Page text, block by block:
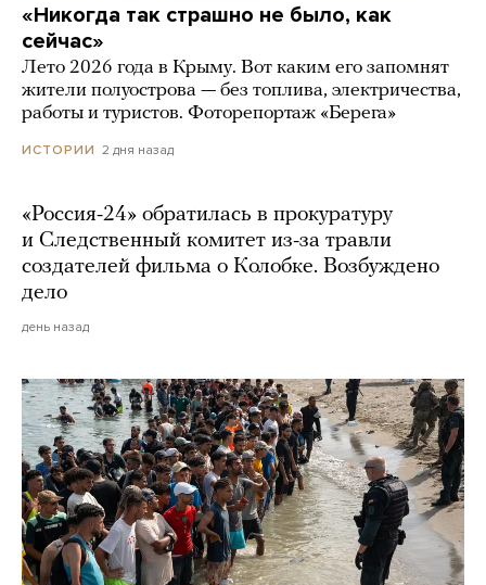
«Никогда так страшно не было, как
сейчас»
Лето 2026 года в Крыму. Вот каким его запомнят
жители полуострова — без топлива, электричества,
работы и туристов. Фоторепортаж «Берега»
ИСТОРИИ 2 дня назад
«Россия-24» обратилась в прокуратуру
и Следственный комитет из-за травли
создателей фильма о Колобке. Возбуждено
дело
день назад